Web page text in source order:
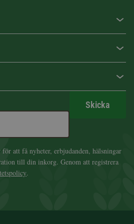
Skicka
att få nyheter, erbjudanden, hälsningar
till din inkorg. Genom att registrera
.